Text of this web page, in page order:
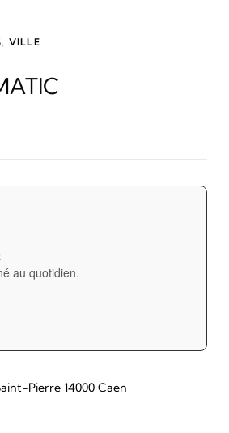
VILLE
au quotidien.
Pierre 14000 Caen